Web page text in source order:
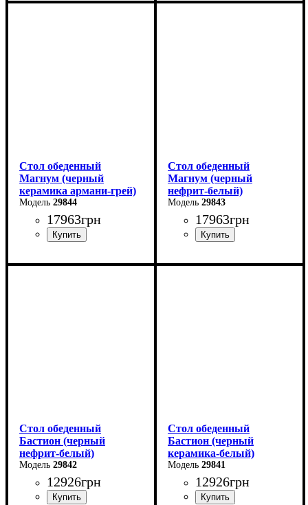
Длина - 160 (+60) см
Длина - 160 (+60) см
Стол обеденный
Магнум (черный
керамика армани-грей)
29844
17963грн
Ширина: 180 (+80) см
Стол обеденный
Магнум (черный
нефрит-белый)
29843
17963грн
Ширина: 180 (+80) см
Стол обеденный
Бастион (черный
нефрит-белый)
29842
12926грн
Стол обеденный
Бастион (черный
керамика-белый)
29841
12926грн